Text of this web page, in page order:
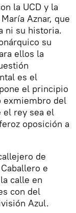
la UCD y la
Aznar, que
ni su historia.
su
ellos la
es el
el principio
exmiembro del
el rey sea el
oposición a
de
e
calle en
con del
Azul.